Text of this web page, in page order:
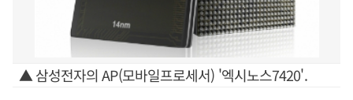
▲ 삼성전자의 AP(모바일프로세서) '엑시노스7420'.